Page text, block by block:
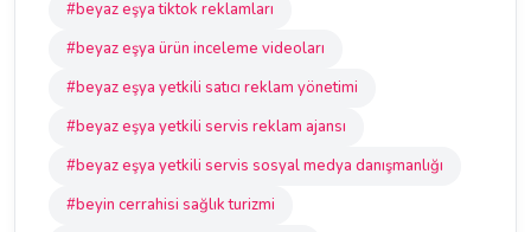
#beyaz eşya tiktok reklamları
#beyaz eşya ürün inceleme videoları
#beyaz eşya yetkili satıcı reklam yönetimi
#beyaz eşya yetkili servis reklam ajansı
#beyaz eşya yetkili servis sosyal medya danışmanlığı
#beyin cerrahisi sağlık turizmi